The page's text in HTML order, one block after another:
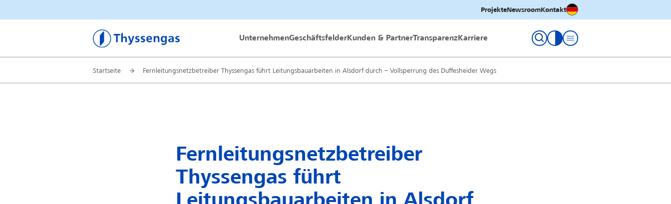
ProjekteNewsroomKontaktDeutsch
Thyssengas GmbHUnternehmenGeschäftsfelder Kunden & PartnerTransparenz Karriere
Kontrastmodus umschalten
Startseite Fernleitungsnetzbetreiber Thyssengas führt Leitungsbauarbeiten in Alsdorf durch – Vollsperrung des Duffesheider Wegs
Fernleitungsnetzbetreiber
Thyssengas führt